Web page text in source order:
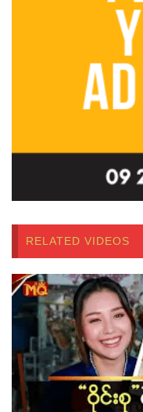
RELATED VIDEOS